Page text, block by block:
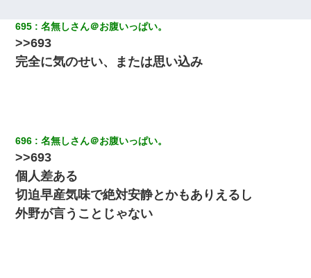
695 名無しさん＠お腹いっぱい。
>>693
完全に気のせい、または思い込み
696 名無しさん＠お腹いっぱい。
>>693
個人差ある
切迫早産気味で絶対安静とかもありえるし
外野が言うことじゃない